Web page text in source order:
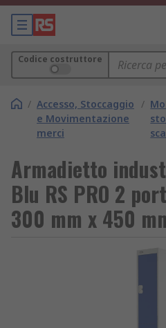
Codice costruttore
/ Accesso, Stoccaggio
e Movimentazione
merci
/
Armadietto
Blu RS PRO 2
300 mm x 450